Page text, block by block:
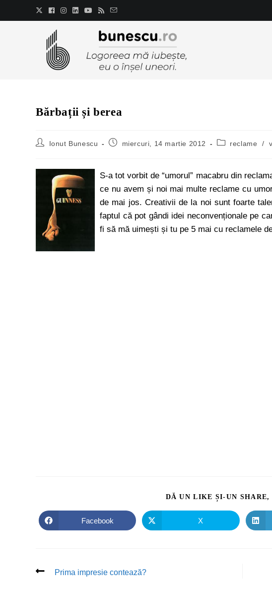
Bărbații și berea
Ionut Bunescu miercuri, 14 martie 2012 reclame /
S-a tot vorbit de “umorul” macabru din
ce nu avem și noi mai multe reclame cu
de mai jos. Creativii de la noi sunt foarte
faptul că pot gândi idei neconvenționale pe
fi să mă uimești și tu pe 5 mai cu reclamele
DĂ UN LIKE ȘI-UN SHARE,
Facebook X
Prima impresie contează?